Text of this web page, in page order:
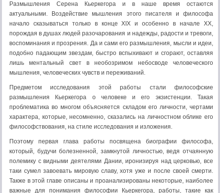
Размышления Серена Кьеркегора и в наше время остаются
актуальными. Воздействие мышления этого писателя и философа
начало сказываться только в конце XIX и особенно в начале XX,
порождая в душах людей разочарования и надежды, радости и тревоги,
воспоминания и прозрения. Да и сами его размышления, мысли и идеи,
подобно падающим звездам, быстро вспыхивают и сгорают, оставляя
лишь ментальный свет в необозримом небосводе человеческого
мышления, человеческих чувств и переживаний.
Предметом исследования этой работы стали философские
размышления Кьеркегора о человеке и его экзистенции. Такая
проблематика во многом объясняется складом его личности, чертами
характера, которые, несомненно, сказались на личностном облике его
философствования, на стиле исследования и изложения.
Поэтому первая глава работы посвящена биографии философа,
который, будучи болезненной, замкнутой личностью, ведя отчаянную
полемику с видными деятелями Дании, иронизируя над церковью, все
таки сумел завоевать мировую славу, хотя уже и после своей смерти.
Также в этой главе описаны и проанализированы некоторые, наиболее
важные для понимания философии Кьеркегора, работы, такие как